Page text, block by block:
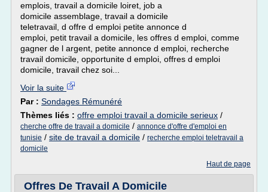
emplois, travail a domicile loiret, job a
domicile assemblage, travail a domicile
teletravail, d offre d emploi petite annonce d
emploi, petit travail a domicile, les offres d emploi, comme
gagner de l argent, petite annonce d emploi, recherche
travail domicile, opportunite d emploi, offres d emploi
domicile, travail chez soi...
Voir la suite
Par : Sondages Rémunéré
Thèmes liés : offre emploi travail a domicile serieux /
cherche offre de travail a domicile / annonce d'offre d'emploi en
tunisie / site de travail a domicile / recherche emploi teletravail a
domicile
Haut de page
Offres De Travail A Domicile